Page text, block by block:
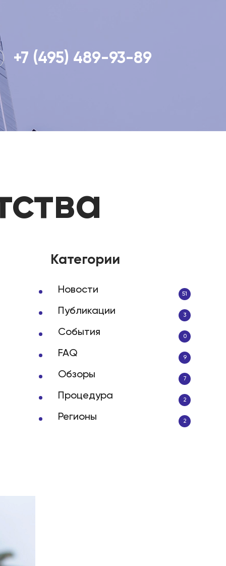
+7 (495) 489-93-89
Категории
Новости 51
Публикации 3
События 0
FAQ 9
Обзоры 7
Процедура 2
Регионы 2